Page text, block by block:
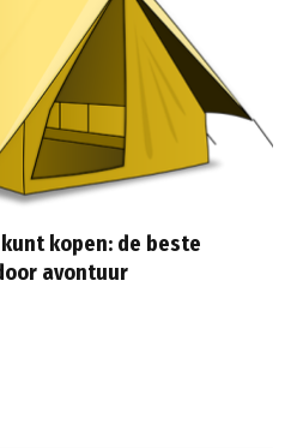
kopen: de beste
avontuur